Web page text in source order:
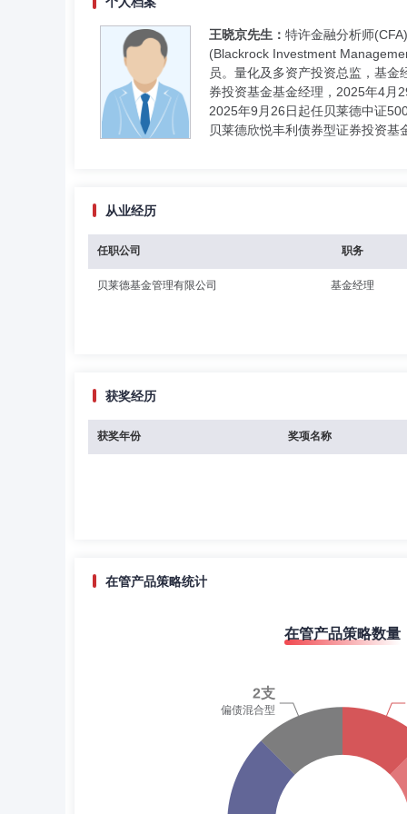
王晓京先生： 特许金融分析师
(Blackrock Investment
员。量化及多资产投资总监，基
券投资基金基金经理，2025年4月
2025年9月26日起任贝莱德中证
贝莱德欣悦丰利债券型证券投资基
从业经历
任职公司 职务
贝莱德基金管理有限公司 基金经理
获奖经历
获奖年份 奖项名称
在管产品策略统计
在管产品策略数量